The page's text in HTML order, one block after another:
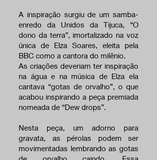
A inspiração surgiu de um samba-
enredo da Unidos da Tijuca, “O
dono da terra”, imortalizado na voz
única de Elza Soares, eleita pela
BBC como a cantora do milênio.
As criações deveriam ter inspiração
na água e na música de Elza ela
cantava “gotas de orvalho”, o que
acabou inspirando a peça premiada
nomeada de “Dew drops”.
Nesta peça, um adorno para
gravata, as pérolas podem ser
movimentadas lembrando as gotas